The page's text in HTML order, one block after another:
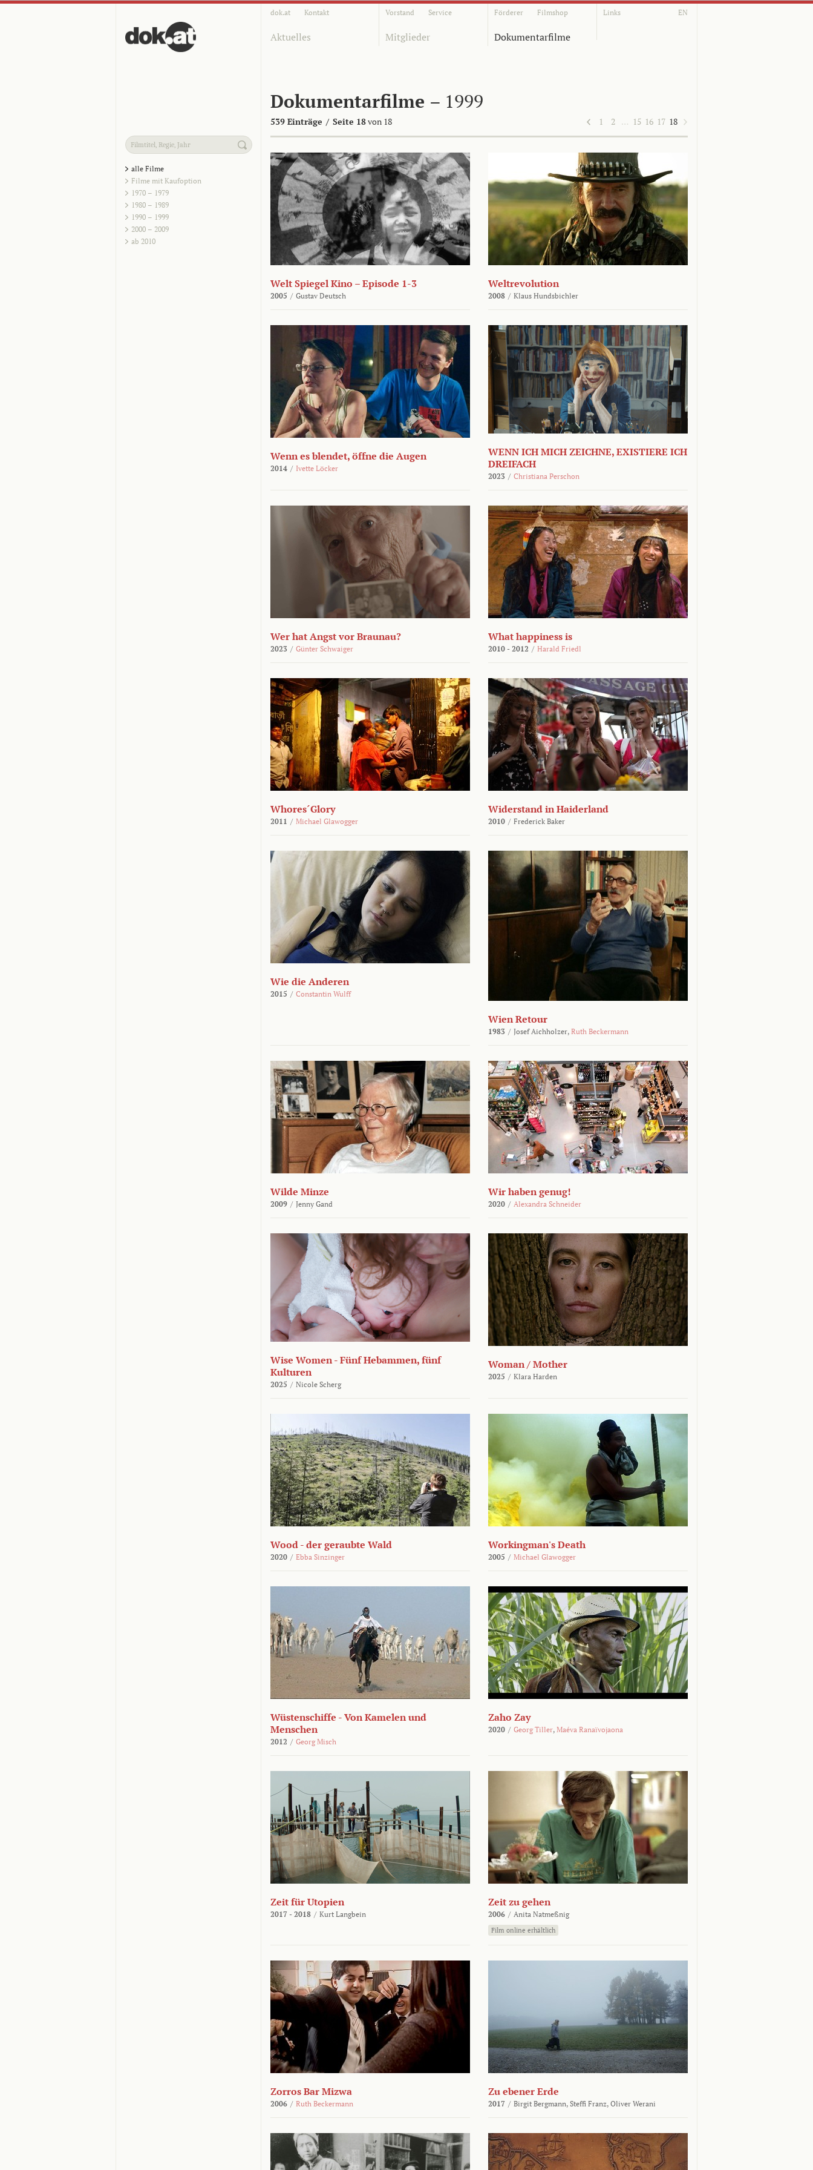
dok.at Kontakt Vorstand Service Förderer Filmshop Links EN
Aktuelles Mitglieder Dokumentarfilme
Dokumentarfilme – 1999
539 Einträge / Seite 18von 18 1 2 … 15 16 17 18
alle Filme
Filme mit Kaufoption
1970 – 1979
1980 – 1989
1990 – 1999
2000 – 2009
ab 2010
Welt Spiegel Kino – Episode 1-3
2005 / Gustav Deutsch
Weltrevolution
2008 / Klaus Hundsbichler
Wenn es blendet, öffne die Augen
2014 / Ivette Löcker
WENN ICH MICH ZEICHNE, EXISTIERE ICH
DREIFACH
2023 / Christiana Perschon
Wer hat Angst vor Braunau?
2023 / Günter Schwaiger
What happiness is
2010 - 2012 / Harald Friedl
Whores´Glory
2011 / Michael Glawogger
Widerstand in Haiderland
2010 / Frederick Baker
Wie die Anderen
2015 / Constantin Wulff
Wien Retour
1983 / Josef Aichholzer, Ruth Beckermann
Wilde Minze
2009 / Jenny Gand
Wir haben genug!
2020 / Alexandra Schneider
Wise Women - Fünf Hebammen, fünf
Kulturen
2025 / Nicole Scherg
Woman / Mother
2025 / Klara Harden
Wood - der geraubte Wald
2020 / Ebba Sinzinger
Workingman's Death
2005 / Michael Glawogger
Wüstenschiffe - Von Kamelen und
Menschen
2012 / Georg Misch
Zaho Zay
2020 / Georg Tiller, Maéva Ranaïvojaona
Zeit für Utopien
2017 - 2018 / Kurt Langbein
Zeit zu gehen
2006 / Anita Natmeßnig
Film online erhältlich
Zorros Bar Mizwa
2006 / Ruth Beckermann
Zu ebener Erde
2017 / Birgit Bergmann, Steffi Franz, Oliver Werani